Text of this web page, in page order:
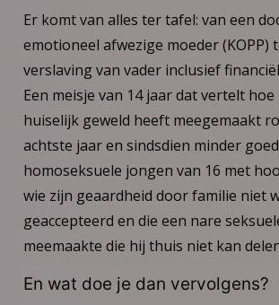
Er komt van alles ter tafel: van een
emotioneel afwezige moeder (KOPP)
verslaving van vader inclusief
Een meisje van 14 jaar dat vertelt
huiselijk geweld heeft meegemaakt
achtste jaar en sindsdien minder
homoseksuele jongen van 16 met
wie zijn geaardheid door familie niet
geaccepteerd en die een nare
meemaakte die hij thuis niet kan
En wat doe je dan vervolgens?